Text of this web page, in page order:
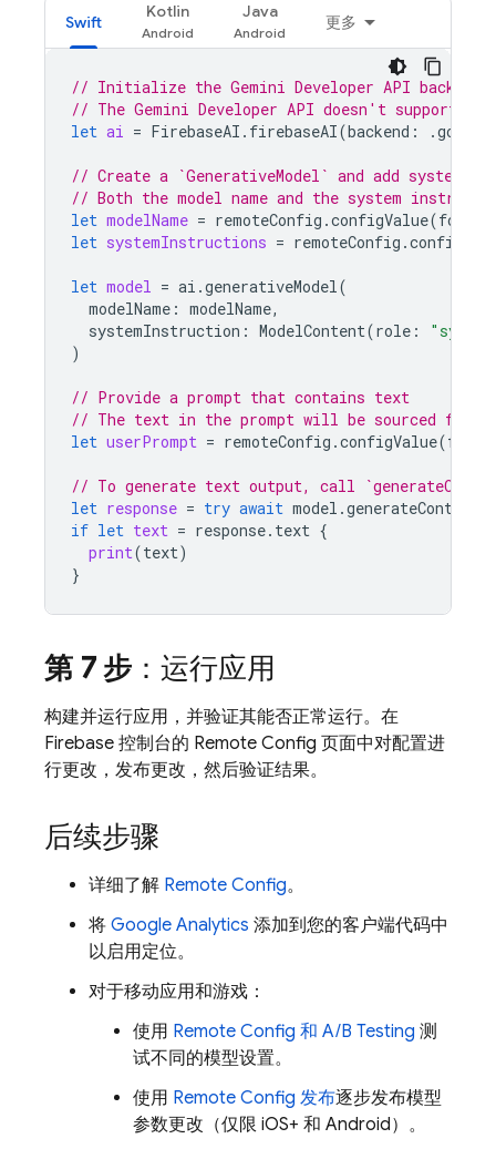
Swift
Kotlin Java
更多
// Initialize the Gemini Developer API backend
// The Gemini Developer API doesn't support
let ai = FirebaseAI . firebaseAI(backend : .
// Create a `GenerativeModel` and add
// Both the model name and the system
let modelName = remoteConfig .configValue(forKey
let systemInstructions = remoteConfig .
let model = ai .generativeModel(
modelName : modelName,
systemInstruction : ModelContent(role :
)
// Provide a prompt that contains text
// The text in the prompt will be sourced from
let userPrompt = remoteConfig .configValue(
// To generate text output, call
let response = try await model .generateContent
if let text = response. text {
print(text)
}
第 7 步 ：运行应用
构建并运行应用，并验证其能否正常运行。在
Firebase 控制台的 Remote Config 页面中对配置进
行更改，发布更改，然后验证结果。
后续步骤
详细了解 Remote Config。
将 Google Analytics 添加到您的客户端代码中
以启用定位。
对于移动应用和游戏：
使用 Remote Config 和 A/B Testing 测
试不同的模型设置。
使用 Remote Config 发布逐步发布模型
参数更改（仅限 iOS+ 和 Android）。